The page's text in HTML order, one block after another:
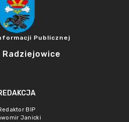
Publicznej
Radziejowice
BIP
Janicki